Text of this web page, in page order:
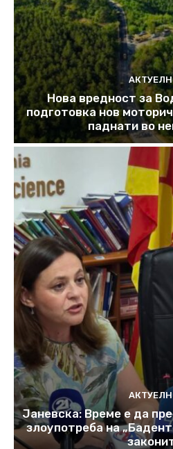
Нова вредност за
подготовка нов
паднати во
Јаневска: Време е да
злоупотреба на